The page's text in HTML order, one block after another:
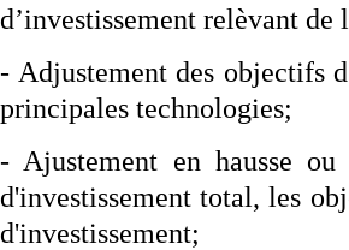
d’investissement relèvant de
- Adjustement des objectifs
principales technologies;
- Ajustement en hausse
d'investissement total, les
d'investissement;